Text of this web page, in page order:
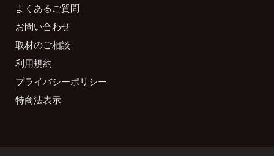
よくあるご質問
お問い合わせ
取材のご相談
利用規約
プライバシーポリシー
特商法表示